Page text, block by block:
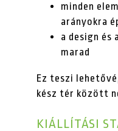
minden
arányokra
a design és
marad
Ez teszi
kész tér között
KIÁLLÍTÁSI